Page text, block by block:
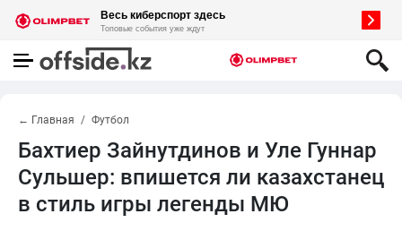
← Главная Футбол
Бахтиер Зайнутдинов и Уле Гуннар
Сульшер: впишется ли казахстанец
в стиль игры легенды МЮ